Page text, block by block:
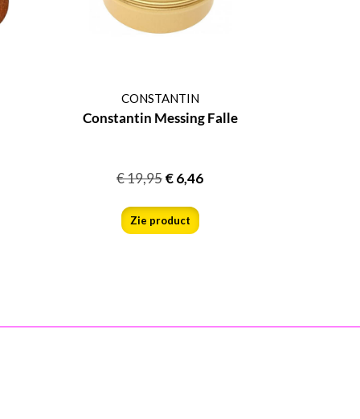
CONSTANTIN
Constantin Messing Falle
€19,95€6,46
Zie product